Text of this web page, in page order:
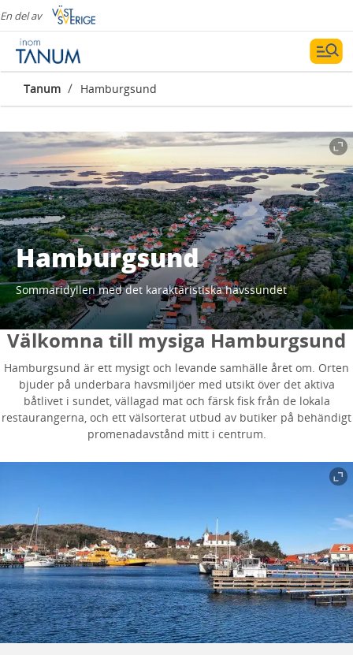
En del av
Tanum / Hamburgsund
Hamburgsund
Sommaridyllen med det karaktäristiska havssundet
Välkomna till mysiga Hamburgsund
Hamburgsund är ett mysigt och levande samhälle året om. Orten
bjuder på underbara havsmiljöer med utsikt över det aktiva
båtlivet i sundet, vällagad mat och färsk fisk från de lokala
restaurangerna, och ett välsorterat utbud av butiker på behändigt
promenadavstånd mitt i centrum.